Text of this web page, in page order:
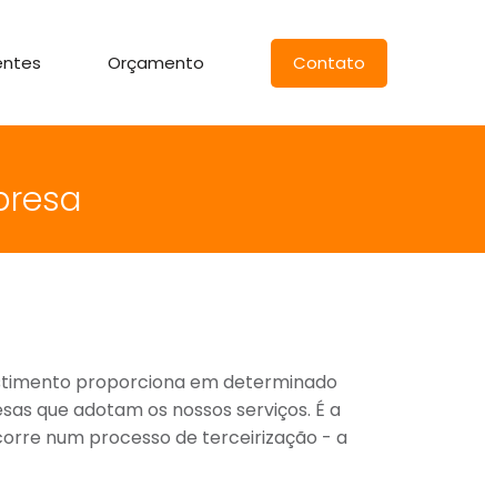
Orçamento Contato
proporciona em determinado
que adotam os nossos serviços. É a
num processo de terceirização - a